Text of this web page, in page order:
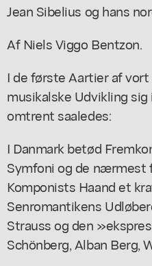
Jean Sibelius og hans
Af Niels Viggo Bentzon.
I de første Aartier af
musikalske Udvikling
omtrent saaledes:
I Danmark betød
Symfoni og de nærmest
Komponists Haand et
Senromantikens
Strauss og den
Schönberg, Alban Berg,